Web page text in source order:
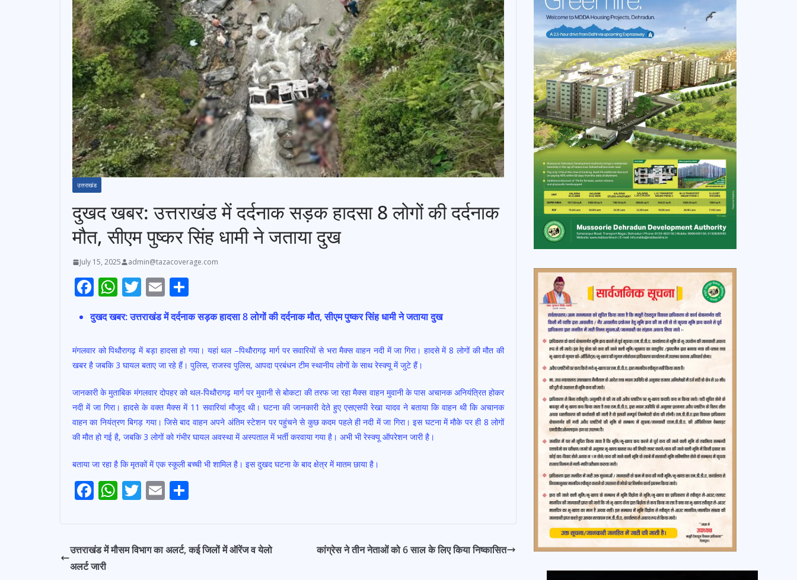
उत्तराखंड
दुखद खबर: उत्तराखंड में दर्दनाक सड़क हादसा 8 लोगों की दर्दनाक
मौत, सीएम पुष्कर सिंह धामी ने जताया दुख
July 15, 2025 admin@tazacoverage.com
F
e
b
o
o
k
W
at
s
A
p
p
T
w
itt
er
E
m
ai
l
ar
e
दुखद खबर: उत्तराखंड में दर्दनाक सड़क हादसा 8 लोगों की दर्दनाक मौत, सीएम पुष्कर सिंह धामी ने जताया दुख
मंगलवार को पिथौरागढ़ में बड़ा हादसा हो गया। यहां थल –पिथौरागढ़ मार्ग पर सवारियों से भरा मैक्स वाहन नदी में जा गिरा। हादसे में 8 लोगों की मौत की
खबर है जबकि 3 घायल बताए जा रहे हैं। पुलिस, राजस्व पुलिस, आपदा प्रबंधन टीम स्थानीय लोगों के साथ रेस्क्यू में जुटे हैं।
जानकारी के मुताबिक मंगलवार दोपहर को थल-पिथौरागढ़ मार्ग पर मुवानी से बोकटा की तरफ जा रहा मैक्स वाहन मुवानी के पास अचानक अनियंत्रित होकर
नदी में जा गिरा। हादसे के वक्त मैक्स में 11 सवारियां मौजूद थी। घटना की जानकारी देते हुए एसएसपी रेखा यादव ने बताया कि वाहन थी कि अचानक
वाहन का नियंत्रण बिगड़ गया। जिसे बाद वाहन अपने अंतिम स्टेशन पर पहुंचने से कुछ कदम पहले ही नदी में जा गिरा। इस घटना में मौके पर ही 8 लोगों
की मौत हो गई है, जबकि 3 लोगों को गंभीर घायल अवस्था में अस्पताल में भर्ती करवाया गया है। अभी भी रेस्क्यू ऑपरेशन जारी है।
बताया जा रहा है कि मृतकों में एक स्कूली बच्ची भी शामिल है। इस दुखद घटना के बाद क्षेत्र में मातम छाया है।
Post
Navigation
F
b
o
W
s
T
er
E
l e
उत्तराखंड में मौसम विभाग का अलर्ट, कई जिलों में ऑरेंज व येलो
अलर्ट जारी
कांग्रेस ने तीन नेताओं को 6 साल के लिए किया निष्कासित